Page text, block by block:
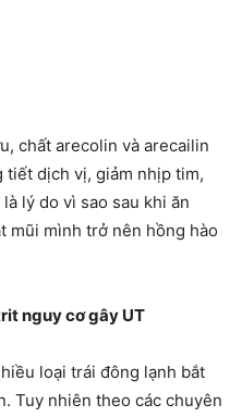
chất arecolin và arecailin
tiết dịch vị, giảm nhịp tim,
lý do vì sao sau khi ăn
mũi mình trở nên hồng hào
nguy cơ gây UT
loại trái đông lạnh bắt
Tuy nhiên theo các chuyên